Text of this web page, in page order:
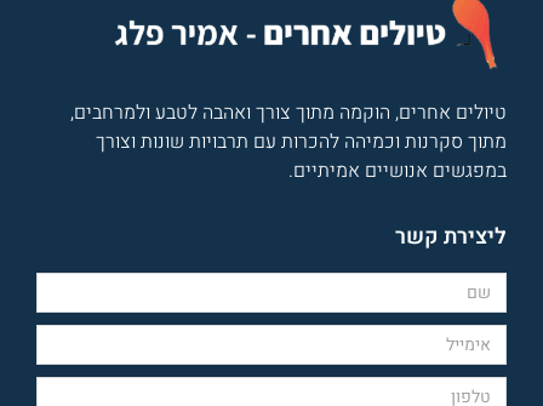
טיולים אחרים, הוקמה מתוך צורך ואהבה לטבע ולמרחבים,
מתוך סקרנות וכמיהה להכרות עם תרבויות שונות וצורך
במפגשים אנושיים אמיתיים.
ליצירת קשר